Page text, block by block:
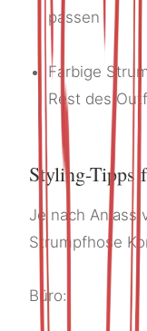
passen
Farbige
Rest des
Styling-Tipps
Je nach Anlass
Strumpfhose
Büro: